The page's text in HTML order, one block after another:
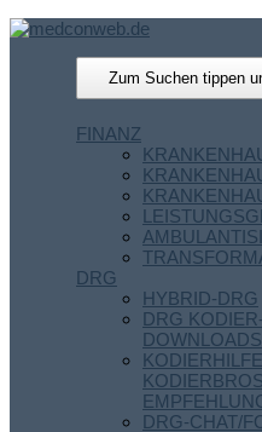
FINANZ
DRG
HYBRID-DRG
DRG
DOWNLOADS
DRG-CHAT/